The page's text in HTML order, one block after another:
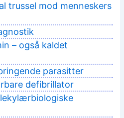
trussel mod menneskers
– også kaldet
parasitter
defibrillator